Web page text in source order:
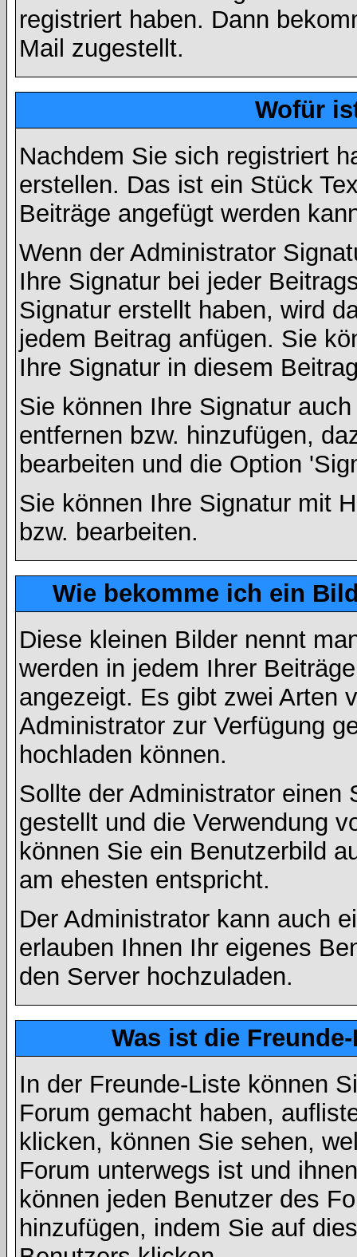
registriert haben. Dann
Mail zugestellt.
Wofür
Nachdem Sie sich registriert
erstellen. Das ist ein Stück
Beiträge angefügt werden
Wenn der Administrator
Ihre Signatur bei jeder
Signatur erstellt haben, wird
jedem Beitrag anfügen. Sie
Ihre Signatur in diesem
Sie können Ihre Signatur
entfernen bzw. hinzufügen,
bearbeiten und die Option
Sie können Ihre Signatur mit
bzw. bearbeiten.
Wie bekomme ich ein
Diese kleinen Bilder nennt
werden in jedem Ihrer
angezeigt. Es gibt zwei Arten
Administrator zur Verfügung
hochladen können.
Sollte der Administrator einen
gestellt und die Verwendung
können Sie ein Benutzerbild
am ehesten entspricht.
Der Administrator kann auch
erlauben Ihnen Ihr eigenes
den Server hochzuladen.
Was ist die
In der Freunde-Liste können
Forum gemacht haben,
klicken, können Sie sehen,
Forum unterwegs ist und
können jeden Benutzer des
hinzufügen, indem Sie auf